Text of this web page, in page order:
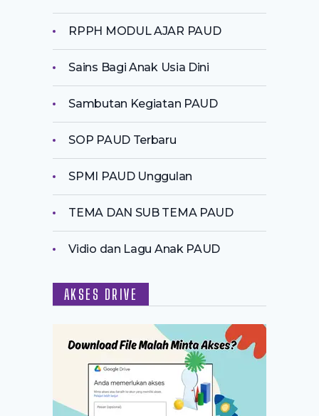
RPPH MODUL AJAR PAUD
Sains Bagi Anak Usia Dini
Sambutan Kegiatan PAUD
SOP PAUD Terbaru
SPMI PAUD Unggulan
TEMA DAN SUB TEMA PAUD
Vidio dan Lagu Anak PAUD
AKSES DRIVE